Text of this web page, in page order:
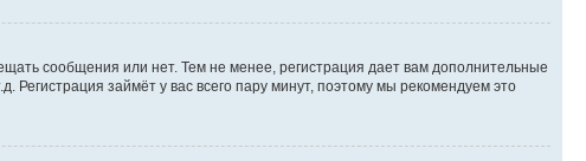
сообщения или нет. Тем не менее, регистрация дает вам дополнительные
займёт у вас всего пару минут, поэтому мы рекомендуем это